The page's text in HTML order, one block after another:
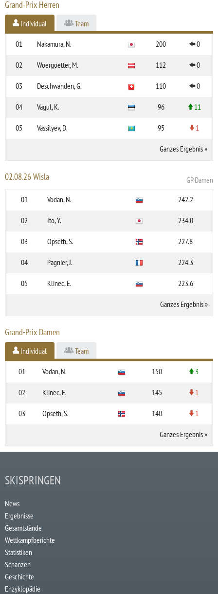
Grand-Prix Herren
Individual Team
01 Nakamura, N. 200 0
02 Woergoetter, M. 112 0
03 Deschwanden, G. 110 0
04 Vagul, K. 96 11
05 Vassilyev, D. 95 1
Ganzes Ergebnis»
02.08.26 Wisla
GP Damen
01
Vodan, N. 242.2
02 Ito, Y. 234.0
03 Opseth, S. 227.8
04 Pagnier, J. 224.3
05 Klinec, E. 223.6
Ganzes Ergebnis»
Grand-Prix Damen
Individual Team
01 Vodan, N. 150 3
02 Klinec, E. 145 1
03 Opseth, S. 140 1
Ganzes Ergebnis»
SKISPRINGEN
News
Ergebnisse
Gesamtstände
Wettkampfberichte
Statistiken
Schanzen
Geschichte
Enzyklopädie